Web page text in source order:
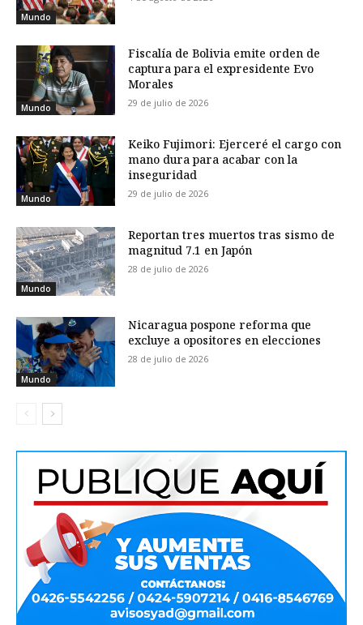
Mundo
Mundo
Fiscalía de Bolivia emite orden de
captura para el expresidente Evo
Morales
29 de julio de 2026
Mundo
Keiko Fujimori: Ejerceré el cargo con
mano dura para acabar con la
inseguridad
29 de julio de 2026
Mundo
Reportan tres muertos tras sismo de
magnitud 7.1 en Japón
28 de julio de 2026
Mundo
Nicaragua pospone reforma que
excluye a opositores en elecciones
28 de julio de 2026